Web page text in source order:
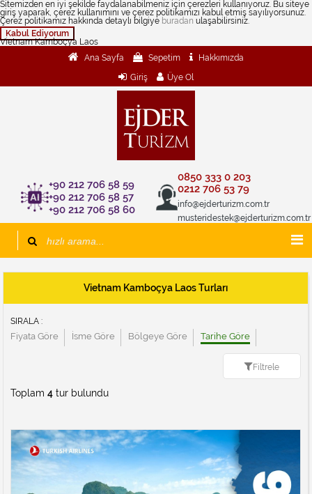
Sitemizden en iyi şekilde faydalanabilmeniz için çerezleri kullanıyoruz. Bu siteye
giriş yaparak, çerez kullanımını ve çerez politikamızı kabul etmiş sayılıyorsunuz.
Çerez politikamız hakkında detaylı bilgiye buradan ulaşabilirsiniz.
Kabul Ediyorum
Vietnam Kamboçya Laos
Ana Sayfa
Sepetim
Hakkımızda
Giriş
Üye Ol
+90 212 706 58 59
+90 212 706 58 57
+90 212 706 58 60
0850 333 0 203
0212 706 53 79
info@ejderturizm.com.tr
musteridestek@ejderturizm.com.tr
Vietnam Kamboçya Laos Turları
SIRALA :
Fiyata Göre İsme Göre Bölgeye Göre Tarihe Göre
Filtrele
Toplam 4 tur bulundu